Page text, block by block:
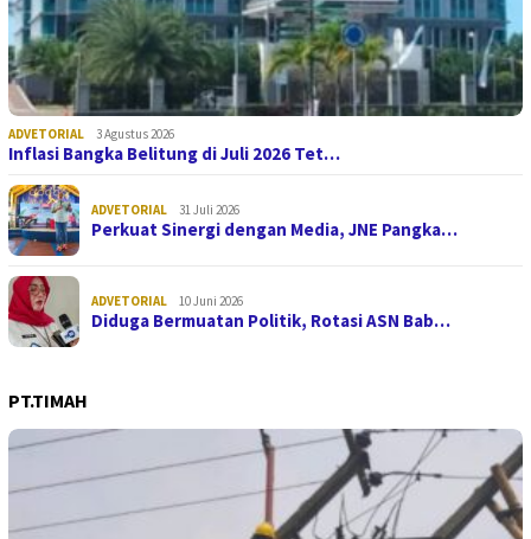
ADVETORIAL 3 Agustus 2026
Inflasi Bangka Belitung di Juli 2026 Tet…
ADVETORIAL 31 Juli 2026
Perkuat Sinergi dengan Media, JNE Pangka…
ADVETORIAL 10 Juni 2026
Diduga Bermuatan Politik, Rotasi ASN Bab…
PT.TIMAH